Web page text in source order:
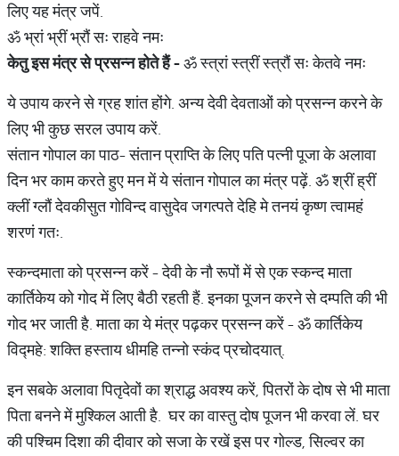
लिए यह मंत्र जपें.
ॐ भ्रां भ्रीं भ्रौं सः राहवे नमः
केतुइसमंत्रसेप्रसन्नहोतेहैं-ॐ स्त्रां स्त्रीं स्त्रौं सः केतवे नमः
ये उपाय करने से ग्रह शांत होंगे. अन्य देवी देवताओं को प्रसन्न करने के
लिए भी कुछ सरल उपाय करें.
संतान गोपाल का पाठ- संतान प्राप्ति के लिए पति पत्नी पूजा के अलावा
दिन भर काम करते हुए मन में ये संतान गोपाल का मंत्र पढ़ें. ॐ श्रीं ह्रीं
क्लीं ग्लौं देवकीसुत गोविन्द वासुदेव जगत्पते देहि मे तनयं कृष्ण त्वामहं
शरणं गतः.
स्कन्दमाता को प्रसन्न करें - देवी के नौ रूपों में से एक स्कन्द माता
कार्तिकेय को गोद में लिए बैठी रहती हैं. इनका पूजन करने से दम्पति की भी
गोद भर जाती है. माता का ये मंत्र पढ़कर प्रसन्न करें - ॐ कार्तिकेय
विद्महे: शक्ति हस्ताय धीमहि तन्नो स्कंद प्रचोदयात्.
इन सबके अलावा पितृदेवों का श्राद्ध अवश्य करें, पितरों के दोष से भी माता
पिता बनने में मुश्किल आती है. घर का वास्तु दोष पूजन भी करवा लें. घर
की पश्चिम दिशा की दीवार को सजा के रखें इस पर गोल्ड, सिल्वर का